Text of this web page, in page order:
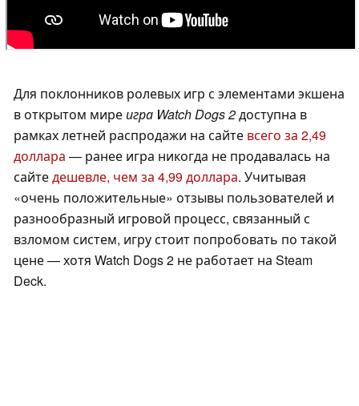
Для поклонников ролевых игр с элементами экшена
в открытом мире игра Watch Dogs 2доступна в
рамках летней распродажи на сайте всего за 2,49
доллара — ранее игра никогда не продавалась на
сайтедешевле, чем за 4,99 доллара. Учитывая
«очень положительные» отзывы пользователей и
разнообразный игровой процесс, связанный с
взломом систем, игру стоит попробовать по такой
цене — хотя Watch Dogs 2 не работает на Steam
Deck.